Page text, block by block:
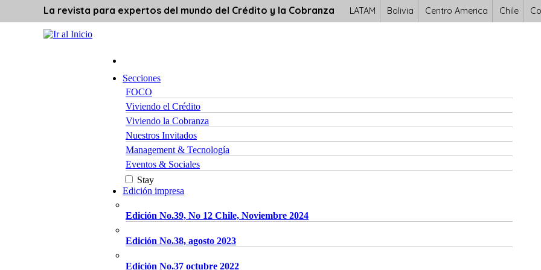
La revista para expertos del mundo del Crédito y la Cobranza LATAM Bolivia Centro America Chile
Secciones
FOCO
Viviendo el Crédito
Viviendo la Cobranza
Nuestros Invitados
Management & Tecnología
Eventos & Sociales
Stay
Edición impresa
Edición No.39, No 12 Chile, Noviembre 2024
Edición No.38, agosto 2023
Edición No.37 octubre 2022